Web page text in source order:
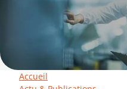
Accueil